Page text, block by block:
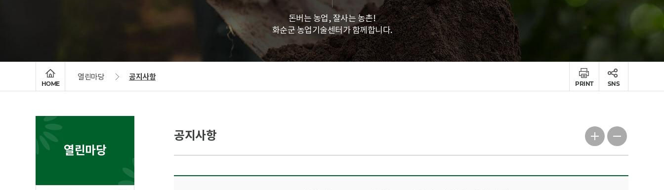
돈버는 농업, 잘사는 농촌!
화순군 농업기술센터가 함께합니다.
HOME
열린마당 공지사항
PRINT SNS
열린마당
공지사항